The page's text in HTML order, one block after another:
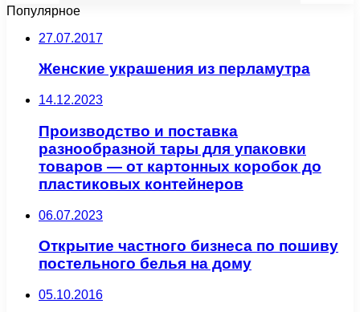
Популярное
27.07.2017
Женские украшения из перламутра
14.12.2023
Производство и поставка
разнообразной тары для упаковки
товаров — от картонных коробок до
пластиковых контейнеров
06.07.2023
Открытие частного бизнеса по пошиву
постельного белья на дому
05.10.2016